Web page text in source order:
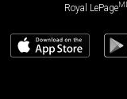
Royal LePage